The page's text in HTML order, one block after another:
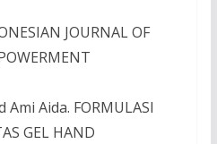
JOURNAL OF
Aida. FORMULASI
GEL HAND